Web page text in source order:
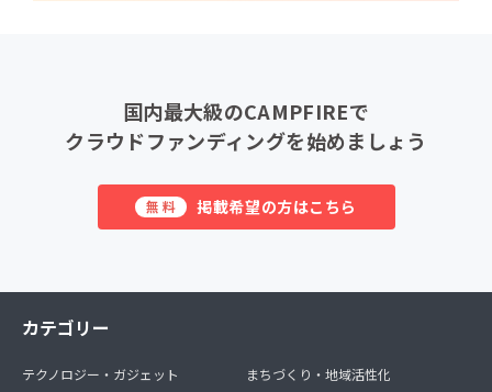
国内最大級のCAMPFIREで
クラウドファンディングを始めましょう
無料 掲載希望の方はこちら
カテゴリー
テクノロジー・ガジェット
まちづくり・地域活性化